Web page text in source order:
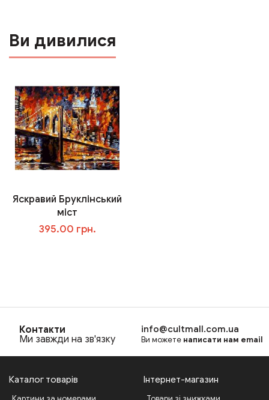
Ви дивилися
Яскравий Бруклінський
міст
395.00 грн.
Контакти
Ми завжди на зв'язку
info@cultmall.com.ua
Ви можете написати нам email
Каталог товарів Інтернет-магазин